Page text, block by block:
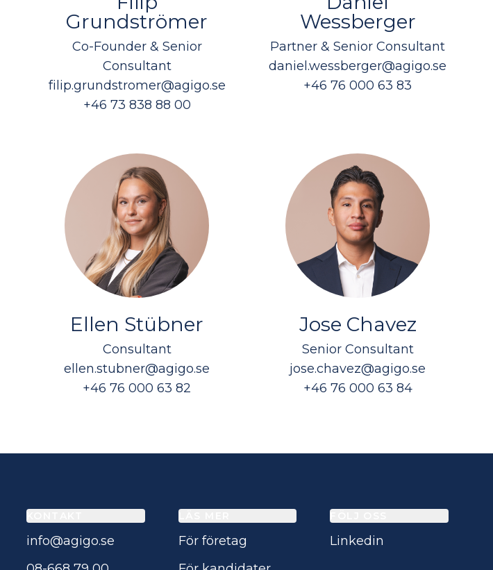
Grundströmer
Co-Founder & Senior
Consultant
filip.grundstromer@agigo.se
+46 73 838 88 00
Wessberger
Partner & Senior Consultant
daniel.wessberger@agigo.se
+46 76 000 63 83
Ellen Stübner
Consultant
ellen.stubner@agigo.se
+46 76 000 63 82
Jose Chavez
Senior Consultant
jose.chavez@agigo.se
+46 76 000 63 84
info@agigo.se
För företag
Linkedin